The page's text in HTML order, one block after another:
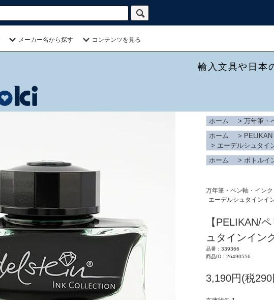
メーカー名から探す コンテンツを見る
輸入文具や日本
ホーム > 万年筆・
ホーム
> PELIKAN
> エーデルシュタイ
ホーム
> ボトルイ
万年筆・ペン軸・インク
エーデルシュタインイ
【PELIKAN/
ュタインイン
品番：339366
商品ID：26490556
3,190円(税